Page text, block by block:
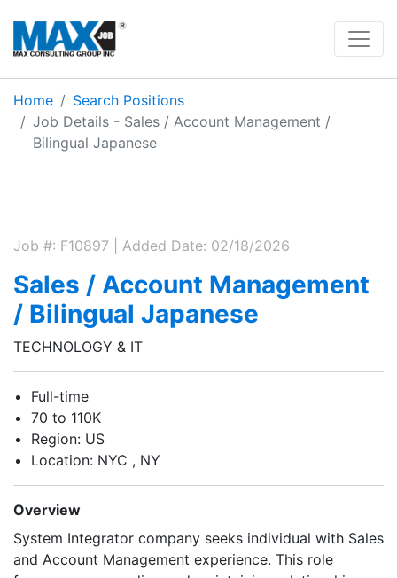
Home
Search Positions
Job Details - Sales / Account Management /
Bilingual Japanese
Job #: F10897 | Added Date: 02/18/2026
Sales / Account Management
/ Bilingual Japanese
TECHNOLOGY & IT
Full-time
70 to 110K
Region: US
Location: NYC , NY
Overview
System Integrator company seeks individual with Sales
and Account Management experience. This role